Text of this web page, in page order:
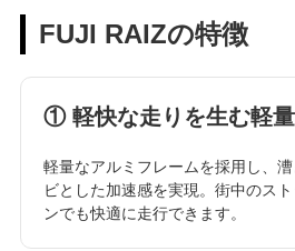
FUJI RAIZの特徴
① 軽快な走りを生む軽
軽量なアルミフレームを採用し、
ビとした加速感を実現。街中のス
ンでも快適に走行できます。